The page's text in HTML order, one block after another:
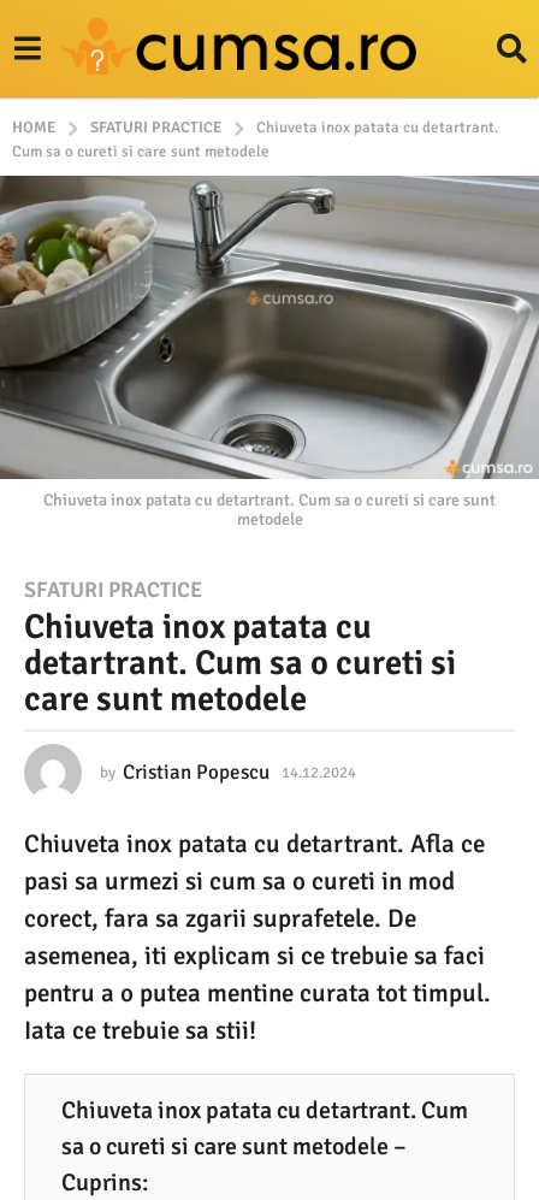
HOME SFATURI PRACTICE
Chiuveta inox patata cu detartrant.
Cum sa o cureti si care sunt metodele
Chiuveta inox patata cu detartrant. Cum sa o cureti si care sunt
metodele
1
4
.
1
.
0
2
4
1
4
.
1
SFATURI PRACTICE
Chiuveta inox patata cu
detartrant. Cum sa o cureti si
care sunt metodele
by Cristian Popescu 14.12.2024
1
.
2
0
2
Chiuveta inox patata cu detartrant. Afla ce
pasi sa urmezi si cum sa o cureti in mod
corect, fara sa zgarii suprafetele. De
asemenea, iti explicam si ce trebuie sa faci
pentru a o putea mentine curata tot timpul.
Iata ce trebuie sa stii!
Chiuveta inox patata cu detartrant. Cum
sa o cureti si care sunt metodele –
Cuprins: